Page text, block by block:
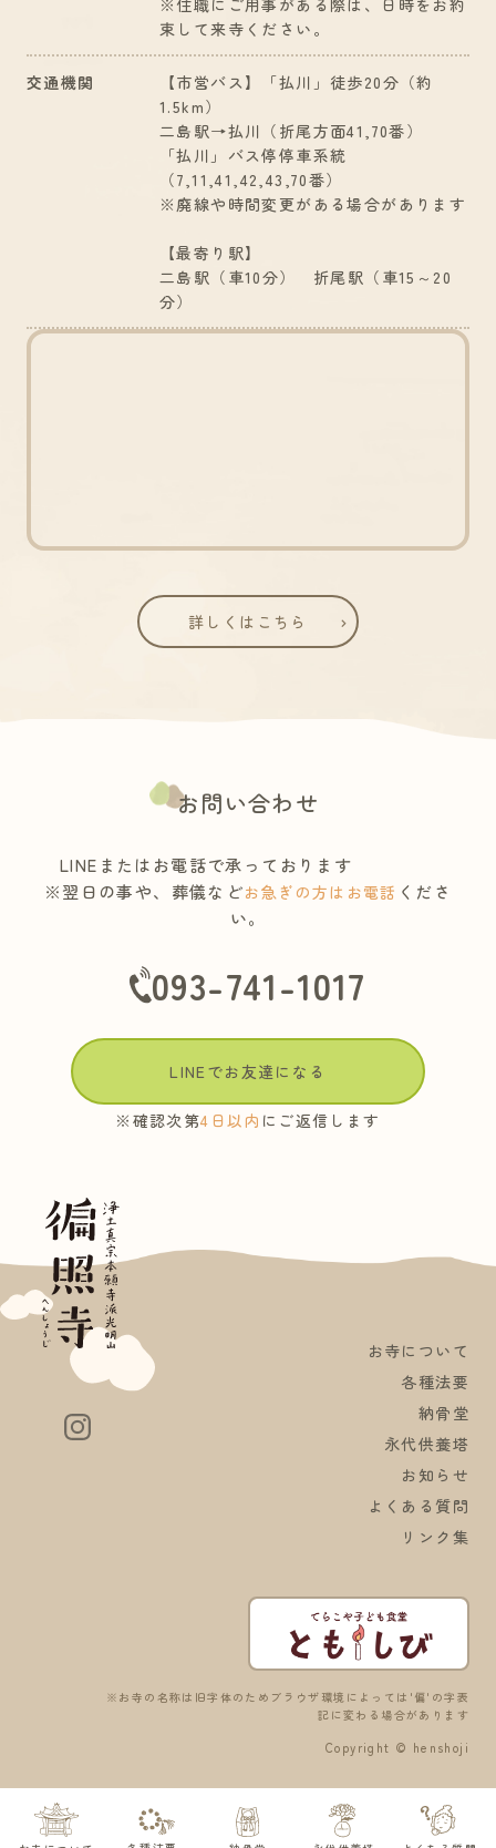
束して来寺ください。
交通機関
【市営バス】「払川」徒歩20分（約
1.5km）
二島駅→払川（折尾方面41,70番）
「払川」バス停停車系統
（7,11,41,42,43,70番）
※廃線や時間変更がある場合があります
【最寄り駅】
二島駅（車10分） 折尾駅（車15～20
分）
詳しくはこちら
お問い合わせ
LINEまたはお電話で承っております
※翌日の事や、葬儀などお急ぎの方はお電話 くださ
い。
093-741-1017
LINEでお友達になる
※確認次第4日以内 にご返信します
お寺について
各種法要
納骨堂
永代供養塔
お知らせ
よくある質問
リンク集
※お寺の名称は旧字体のためブラウザ環境によっては'偏'の字表
記に変わる場合があります
Copyright © henshoji